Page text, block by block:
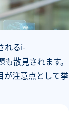
れるi-
散見されます。
が注意点として挙